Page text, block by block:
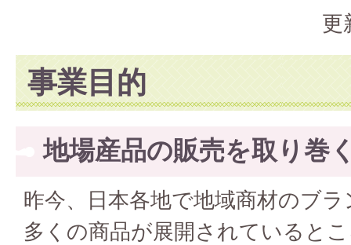
更
事業目的
地場産品の販売を取り巻
昨今、日本各地で地域商材のブ
多くの商品が展開されていると